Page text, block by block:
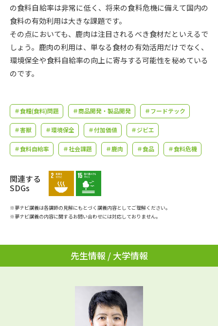
新生活お役立ちガイド
学問発見 学問検索
学問のミニ講義「夢ナビ講義」 学問分野解説
学問の教科書 夢ナビライブ
Ｑ＆Ａ よくあるご質問
資料の料金の
受付内容・発送状況の確認
個人情報取扱規定
テレメール進学カタログ
の食料自給率は非常に低く、将来の食料危機に備えて国内の
食料の有効利用は大きな課題です。
その点においても、鹿肉は注目されるべき食材だといえるで
しょう。鹿肉の利用は、単なる食材の有効活用だけでなく、
環境保全や食料自給率の向上に寄与する可能性を秘めている
のです。
＃食糧(食料)問題 ＃商品開発・製品開発 ＃フードテック
＃害獣 ＃環境保全 ＃付加価値 ＃ジビエ
＃食料自給率 ＃社会課題 ＃鹿肉 ＃食品 ＃食料危機
関連する
SDGs
※夢ナビ講義は各講師の見解にもとづく講義内容としてご理解ください。
※夢ナビ講義の内容に関するお問い合わせには対応しておりません。
先生情報 / 大学情報